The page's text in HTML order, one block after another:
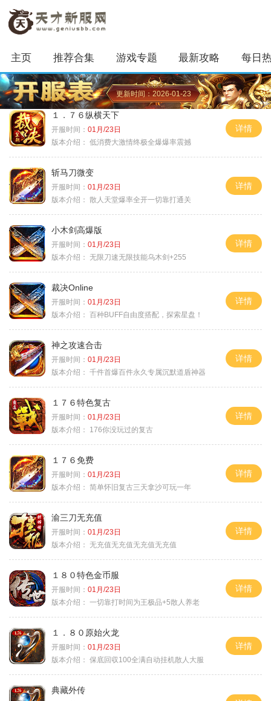
主页 推荐合集 游戏专题 最新攻略 每日
更新时间：2026-01-23
１．７６纵横天下
开服时间： 01月/23日
版本介绍： 低消费大激情终极全爆爆率震撼
详情
斩马刀微变
开服时间： 01月/23日
版本介绍： 散人天堂爆率全开一切靠打通关
详情
小木剑高爆版
开服时间： 01月/23日
版本介绍： 无限刀速无限技能乌木剑+255
详情
裁决Online
开服时间： 01月/23日
版本介绍： 百种BUFF自由度搭配，探索星盘！
详情
神之攻速合击
开服时间： 01月/23日
版本介绍： 千件首爆百件永久专属沉默道盾神器
详情
１７６特色复古
开服时间： 01月/23日
版本介绍：
176你没玩过的复古
详情
１７６免费
开服时间： 01月/23日
版本介绍： 简单怀旧复古三天拿沙可玩一年
详情
渝三刀无充值
开服时间： 01月/23日
版本介绍： 无充值无充值无充值无充值
详情
１８０特色金币服
开服时间： 01月/23日
版本介绍： 一切靠打时间为王极品+5散人养老
详情
１．８０原始火龙
开服时间： 01月/23日
版本介绍： 保底回収100全满自动挂机散人大服
详情
典藏外传